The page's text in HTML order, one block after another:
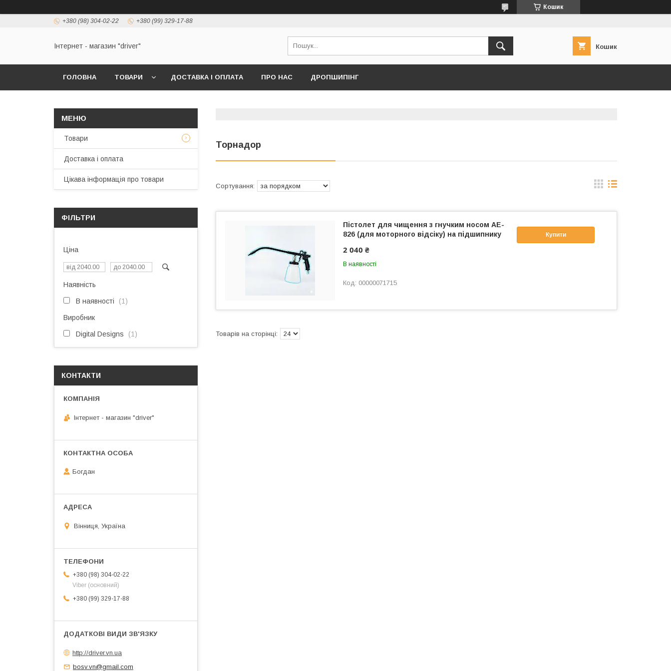
Кошик
+380 (98) 304-02-22 +380 (99) 329-17-88
Інтернет - магазин "driver" Кошик
ГОЛОВНА ТОВАРИ ДОСТАВКА І ОПЛАТА ПРО НАС ДРОПШИПІНГ
Торнадор
Купити
Пістолет для чищення з гнучким носом AE-
826 (для моторного відсіку) на підшипнику
2 040 ₴
В наявності
00000071715
Товари
Доставка і оплата
Цікава інформація про товари
ФІЛЬТРИ
Ціна
Наявність
В наявності 1
Виробник
Digital Designs 1
КОНТАКТИ
Інтернет - магазин "driver"
Богдан
Вінниця, Україна
+380 (98) 304-02-22
Viber (основний)
+380 (99) 329-17-88
http://driver.vn.ua
bosv.vn@gmail.com